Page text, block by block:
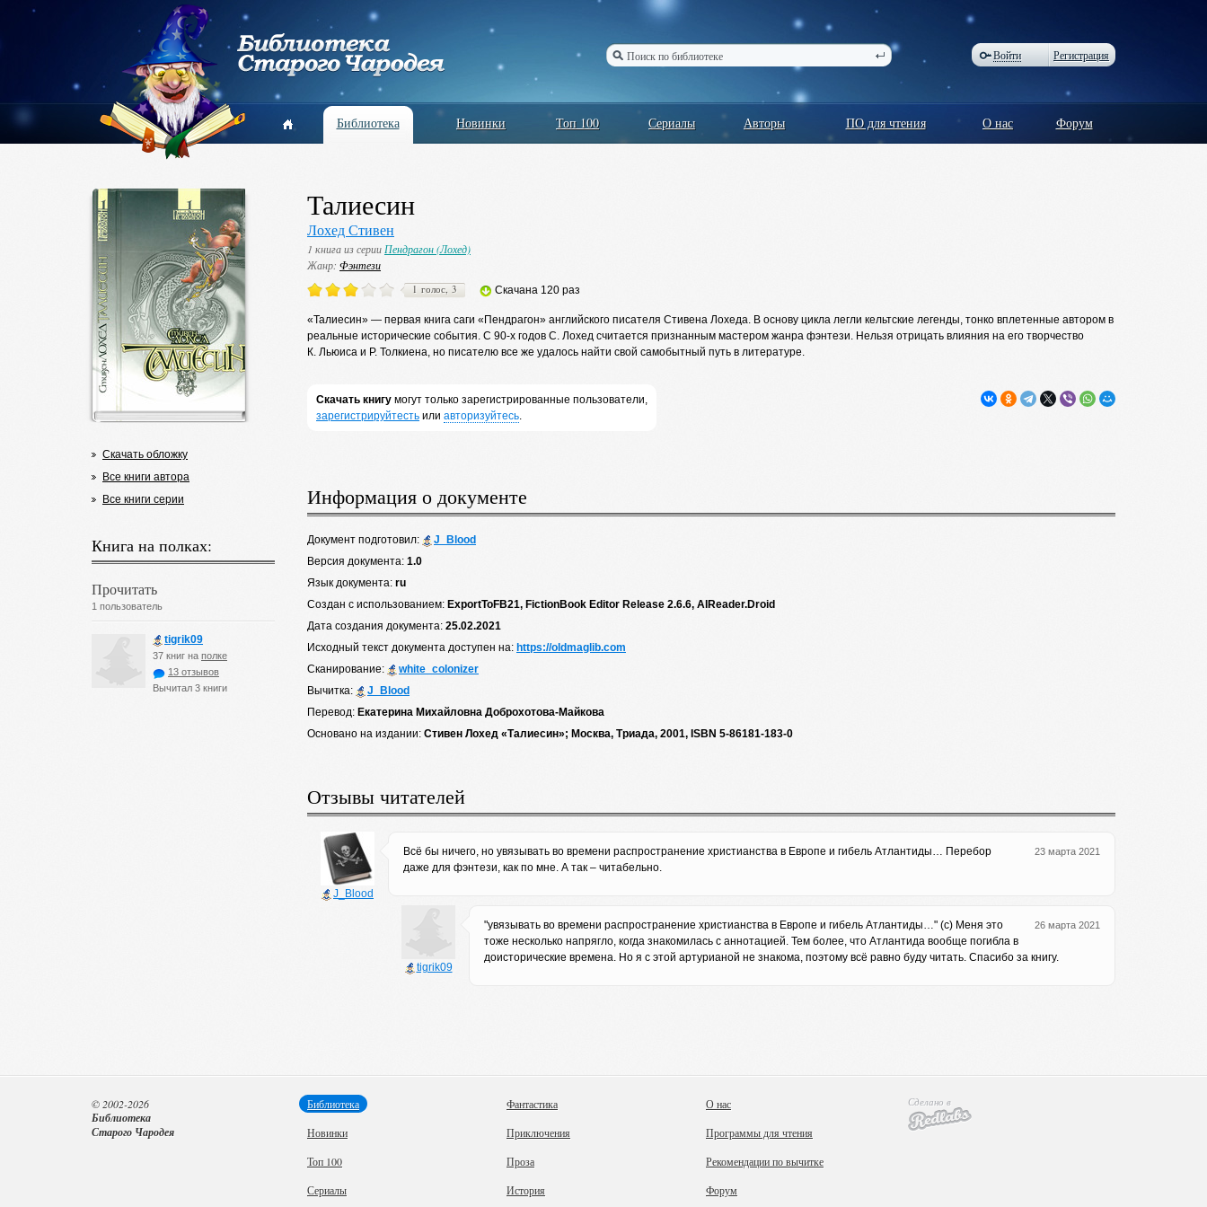
Войти Регистрация
Библиотека Новинки Топ 100 Сериалы Авторы ПО для чтения О нас Форум
Скачать обложку
Все книги автора
Все книги серии
Книга на полках:
Прочитать
1 пользователь
tigrik09
37 книг на полке
13 отзывов
Вычитал 3 книги
Талиесин
Лохед Стивен
1 книга из серии Пендрагон (Лохед)
Жанр: Фэнтези
1 голос, 3 Скачана 120 раз
«Талиесин» — первая книга саги «Пендрагон» английского писателя Стивена Лохеда. В основу цикла легли кельтские легенды, тонко вплетенные автором в
реальные исторические события. С 90-х годов С. Лохед считается признанным мастером жанра фэнтези. Нельзя отрицать влияния на его творчество
К. Льюиса и Р. Толкиена, но писателю все же удалось найти свой самобытный путь в литературе.
Скачать книгу могут только зарегистрированные пользователи,
зарегистрируйтесть или авторизуйтесь.
Информация о документе
Документ подготовил:
J_Blood
Версия документа: 1.0
Язык документа: ru
Создан с использованием: ExportToFB21, FictionBook Editor Release 2.6.6, AlReader.Droid
Дата создания документа: 25.02.2021
Исходный текст документа доступен на: https://oldmaglib.com
Сканирование:
white_colonizer
Вычитка:
J_Blood
Перевод: Екатерина Михайловна Доброхотова-Майкова
Основано на издании: Стивен Лохед «Талиесин»; Москва, Триада, 2001, ISBN 5-86181-183-0
Отзывы читателей
J_Blood
23 марта 2021
Всё бы ничего, но увязывать во времени распространение христианства в Европе и гибель Атлантиды… Перебор
даже для фэнтези, как по мне. А так – читабельно.
tigrik09
26 марта 2021
"увязывать во времени распространение христианства в Европе и гибель Атлантиды…" (с) Меня это
тоже несколько напрягло, когда знакомилась с аннотацией. Тем более, что Атлантида вообще погибла в
доисторические времена. Но я с этой артурианой не знакома, поэтому всё равно буду читать. Спасибо за книгу.
Библиотека
Новинки
Топ 100
Сериалы
Фантастика
Приключения
Проза
История
О нас
Программы для чтения
Рекомендации по вычитке
Форум
© 2002-2026
Библиотека
Старого Чародея
Сделано в